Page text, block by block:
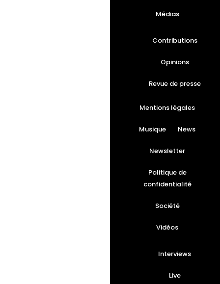
Médias
Contributions
Opinions
Revue de presse
Mentions légales
Musique News
Newsletter
Politique de
confidentialité
Société
Vidéos
Interviews
Live